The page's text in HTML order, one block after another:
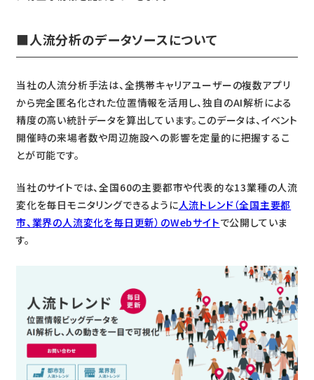
■人流分析のデータソースについて
当社の人流分析手法は、全携帯キャリアユーザーの複数アプリ
から完全匿名化された位置情報を活用し、独自のAI解析による
精度の高い統計データを算出しています。このデータは、イベント
開催時の来場者数や周辺施設への影響を定量的に把握するこ
とが可能です。
当社のサイトでは、全国60の主要都市や代表的な13業種の人流
変化を毎日モニタリングできるように人流トレンド（全国主要都
市、業界の人流変化を毎日更新）のWebサイトで公開していま
す。